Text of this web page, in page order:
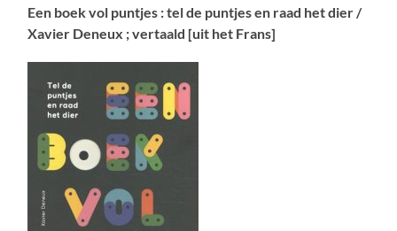
Een boek vol puntjes : tel de puntjes en raad het dier /
Xavier Deneux ; vertaald [uit het Frans]